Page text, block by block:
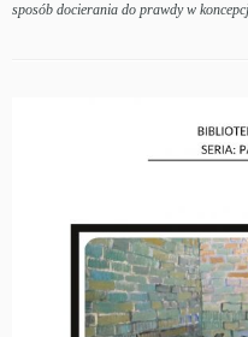
sposób docierania do prawdy w